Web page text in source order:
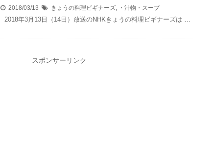
2018/03/13 きょうの料理ビギナーズ, ・汁物・スープ
2018年3月13日（14日）放送のNHKきょうの料理ビギナーズは …
スポンサーリンク